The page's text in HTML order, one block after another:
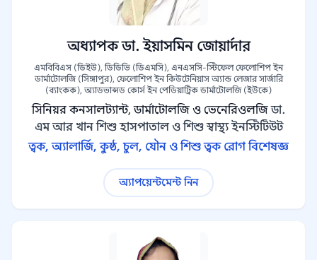
অধ্যাপক ডা. ইয়াসমিন জোয়ার্দার
এমবিবিএস (ডিইউ), ডিডিভি (ডিএমসি), এনএসসি-স্টিফেল ফেলোশিপ ইন
ডার্মাটোলজি (সিঙ্গাপুর), ফেলোশিপ ইন কিউটেনিয়াস অ্যান্ড লেজার সার্জারি
(ব্যাংকক), অ্যাডভান্সড কোর্স ইন পেডিয়াট্রিক ডার্মাটোলজি (ইউকে)
সিনিয়র কনসালট্যান্ট, ডার্মাটোলজি ও ভেনেরিওলজি ডা.
এম আর খান শিশু হাসপাতাল ও শিশু স্বাস্থ্য ইনস্টিটিউট
ত্বক, অ্যালার্জি, কুষ্ঠ, চুল, যৌন ও শিশু ত্বক রোগ বিশেষজ্ঞ
অ্যাপয়েন্টমেন্ট নিন